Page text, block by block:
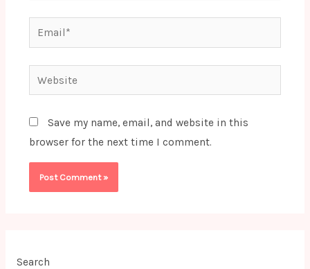
Email*
Website
Save my name, email, and website in this
browser for the next time I comment.
Search